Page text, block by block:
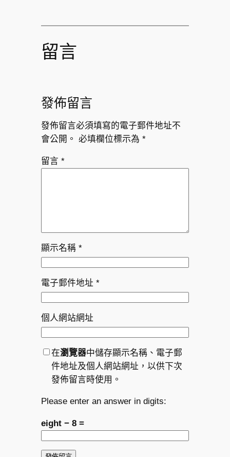
留言
發佈留言
發佈留言必須填寫的電子郵件地址不
會公開。 必填欄位標示為 *
留言 *
顯示名稱 *
電子郵件地址 *
個人網站網址
在瀏覽器中儲存顯示名稱、電子郵
件地址及個人網站網址，以供下次
發佈留言時使用。
Please enter an answer in digits:
eight − 8 =